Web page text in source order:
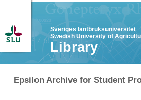
Sveriges lantbruksuniversitet
Swedish University of
Library
Epsilon Archive for Student